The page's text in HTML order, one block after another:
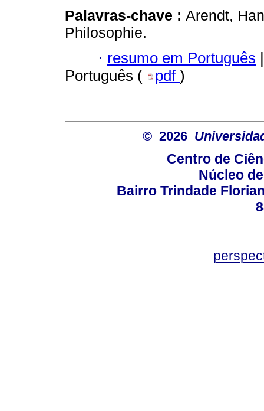
Palavras-chave : Arendt,
Philosophie.
· resumo em Português |
Português (
pdf )
© 2026
Centro de
Núcleo
Bairro Trindade